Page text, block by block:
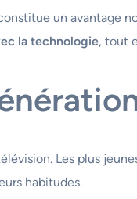
un avantage
la technologie, tout
Les plus
habitudes.